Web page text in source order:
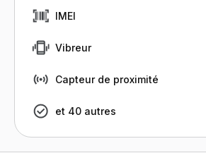
IMEI
Vibreur
Capteur de proximité
et 40 autres